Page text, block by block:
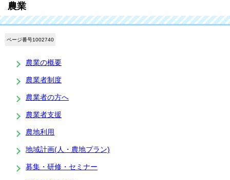
農業
ページ番号1002740
農業の概要
農業者制度
農業者の方へ
農業者支援
農地利用
地域計画(人・農地プラン)
募集・研修・セミナー